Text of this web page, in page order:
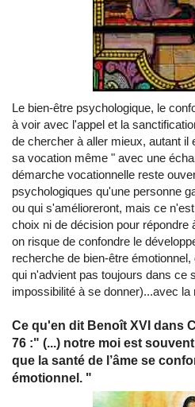
Le bien-être psychologique, le
à voir avec l'appel et la
de chercher à aller mieux, autant il
sa vocation même " avec une
démarche vocationnelle reste
psychologiques qu'une personne
ou qui s'amélioreront, mais ce
choix ni de décision pour répondre
on risque de confondre le
recherche de bien-être
qui n'advient pas toujours dans ce
impossibilité à se donner)...avec la
Ce qu'en dit Benoît XVI dans
76 :" (...) notre moi est
que la santé de l’âme se
émotionnel. "